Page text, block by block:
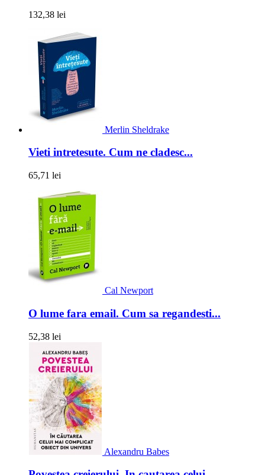
132,38 lei
Merlin Sheldrake
Vieti intretesute. Cum ne cladesc...
65,71 lei
Cal Newport
O lume fara email. Cum sa regandesti...
52,38 lei
Alexandru Babes